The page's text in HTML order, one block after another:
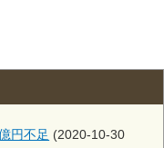
円不足 (2020-10-30